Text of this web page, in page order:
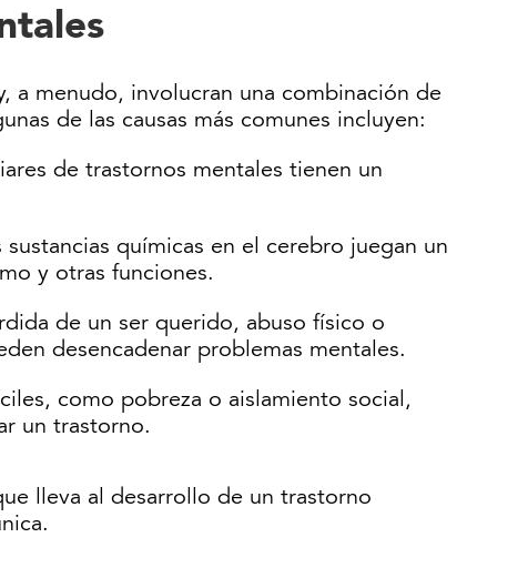
a menudo, involucran una combinación de
de las causas más comunes incluyen:
de trastornos mentales tienen un
sustancias químicas en el cerebro juegan un
y otras funciones.
de un ser querido, abuso físico o
desencadenar problemas mentales.
como pobreza o aislamiento social,
un trastorno.
lleva al desarrollo de un trastorno